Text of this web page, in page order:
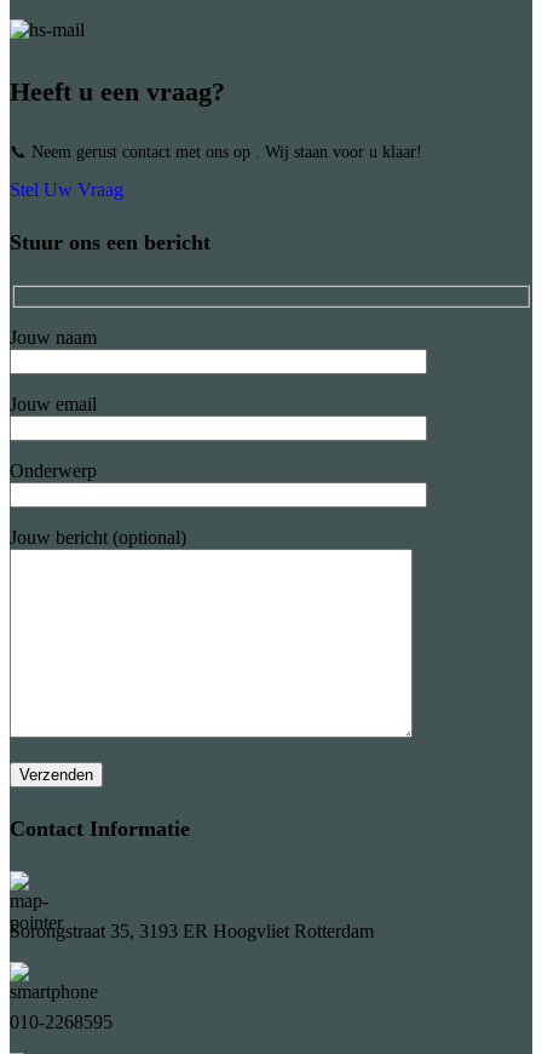
Heeft u een vraag?
📞 Neem gerust contact met ons op . Wij staan voor u klaar!
Stel Uw Vraag
Stuur ons een bericht
Jouw naam
Jouw email
Onderwerp
Jouw bericht (optional)
Contact Informatie
Sorongstraat 35, 3193 ER Hoogvliet Rotterdam
010-2268595